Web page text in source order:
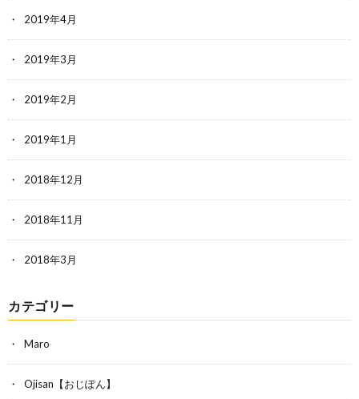
2019年4月
2019年3月
2019年2月
2019年1月
2018年12月
2018年11月
2018年3月
カテゴリー
Maro
Ojisan【おじぽん】